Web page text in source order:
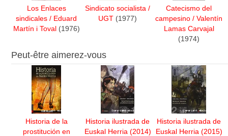
Los Enlaces
sindicales / Eduard
Martín i Toval(1976)
Sindicato socialista /
UGT (1977)
Catecismo del
campesino / Valentín
Lamas Carvajal
(1974)
Peut-être aimerez-vous
Historia de la
prostitución en
Historia ilustrada de
Euskal Herria (2014)
Historia ilustrada de
Euskal Herria (2015)